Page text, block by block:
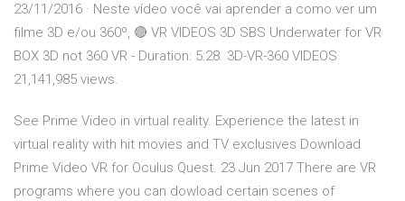
23/11/2016 · Neste vídeo você vai aprender a como ver um
filme 3D e/ou 360º, 🔴 VR VIDEOS 3D SBS Underwater for VR
BOX 3D not 360 VR - Duration: 5:28. 3D-VR-360 VIDEOS
21,141,985 views.
See Prime Video in virtual reality. Experience the latest in
virtual reality with hit movies and TV exclusives Download
Prime Video VR for Oculus Quest. 23 Jun 2017 There are VR
programs where you can dowload certain scenes of